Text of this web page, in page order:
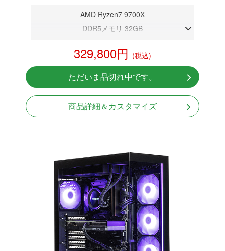
AMD Ryzen7 9700X
DDR5メモリ 32GB
NVMeSSD 1TB
無線LAN Bluetooth対応
Windows11 Home 64bit
329,800円 (税込)
ただいま品切れ中です。
商品詳細＆カスタマイズ